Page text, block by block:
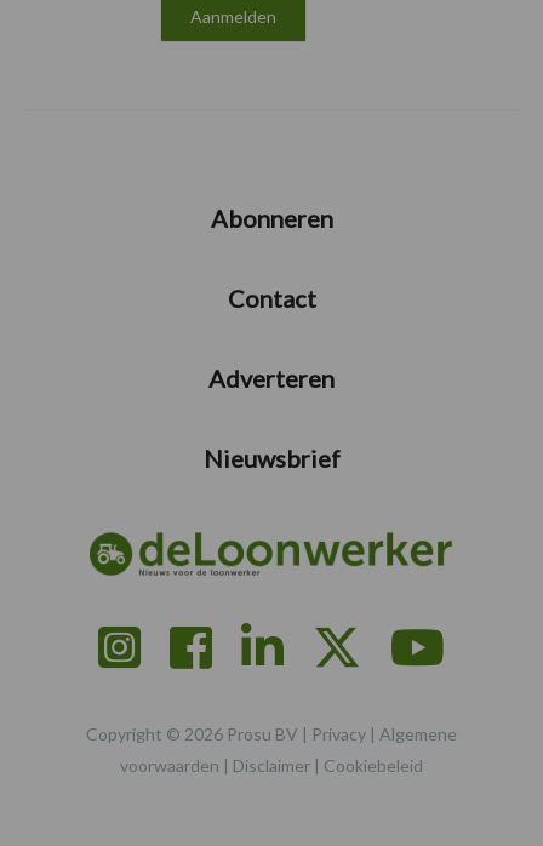
Abonneren
Contact
Adverteren
Nieuwsbrief
Copyright © 2026 Prosu BV | Privacy | Algemene
voorwaarden | Disclaimer | Cookiebeleid